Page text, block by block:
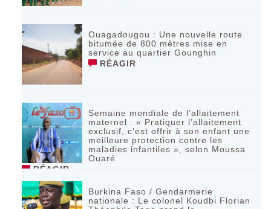
Ouagadougou : Une nouvelle route
bitumée de 800 mètres mise en
service au quartier Gounghin
RÉAGIR
Semaine mondiale de l’allaitement
maternel : « Pratiquer l’allaitement
exclusif, c’est offrir à son enfant une
meilleure protection contre les
maladies infantiles », selon Moussa
Ouaré
RÉAGIR
Burkina Faso / Gendarmerie
nationale : Le colonel Koudbi Florian